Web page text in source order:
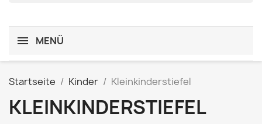
MENÜ
Startseite Kinder Kleinkinderstiefel
KLEINKINDERSTIEFEL